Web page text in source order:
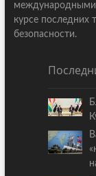
международными
курсе последних
безопасности.